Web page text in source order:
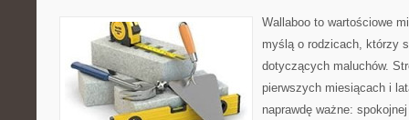
Wallaboo to wartościowe
myślą o rodzicach, którzy
dotyczących maluchów.
pierwszych miesiącach i
naprawdę ważne: